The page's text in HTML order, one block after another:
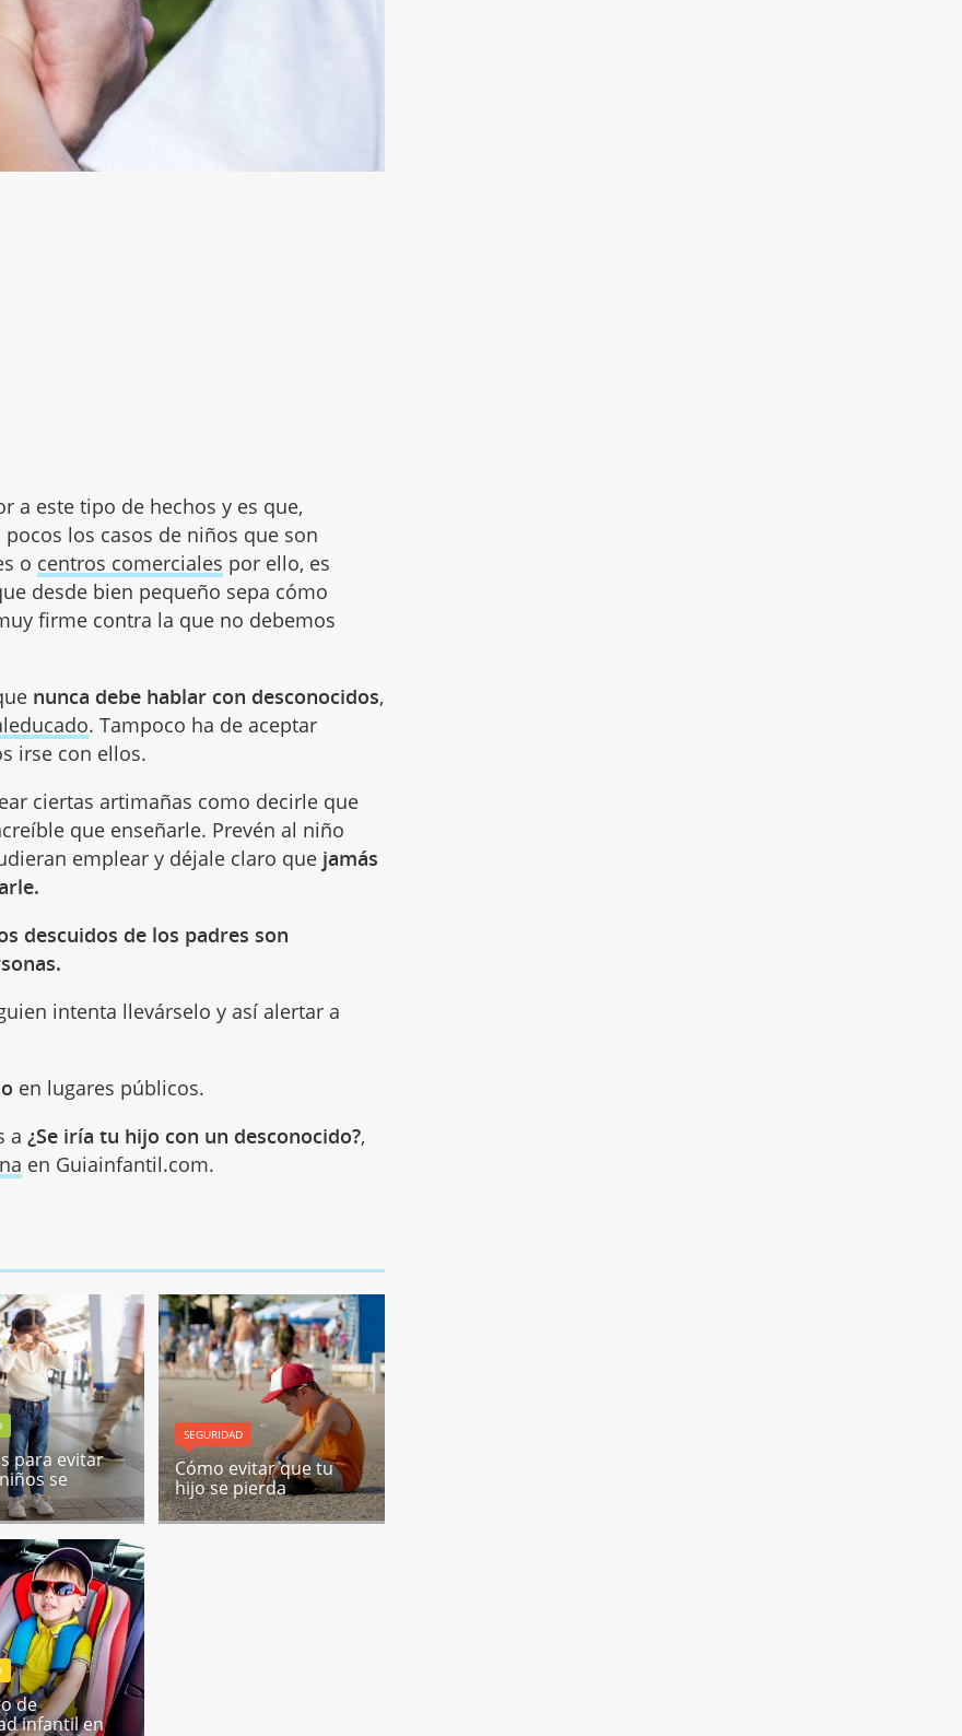
a este tipo de hechos y es que,
los casos de niños que son
o centros comerciales por ello, es
desde bien pequeño sepa cómo
firme contra la que no debemos
nunca debe hablar con desconocidos,
. Tampoco ha de aceptar
irse con ellos.
ciertas artimañas como decirle que
que enseñarle. Prevén al niño
emplear y déjale claro que jamás
descuidos de los padres son
intenta llevárselo y así alertar a
en lugares públicos.
a¿Se iría tu hijo con un desconocido?,
en Guiainfantil.com.
para evitar
se
SEGURIDAD
Cómo evitar que tu
hijo se pierda
de
infantil en